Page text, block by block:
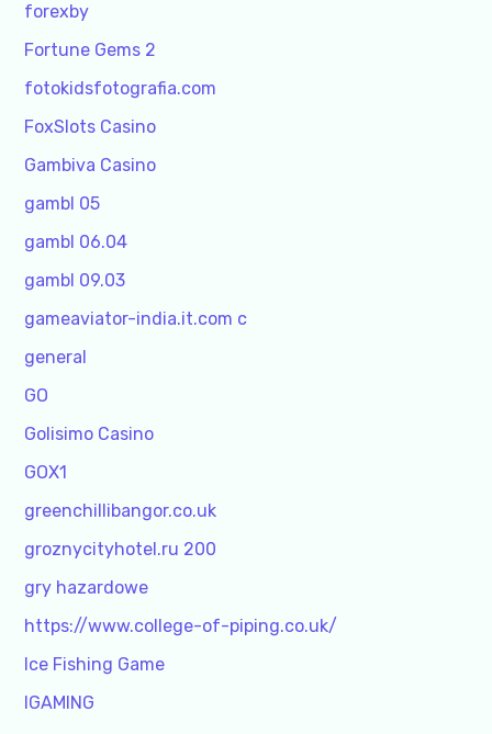
forexby
Fortune Gems 2
fotokidsfotografia.com
FoxSlots Casino
Gambiva Casino
gambl 05
gambl 06.04
gambl 09.03
gameaviator-india.it.com c
general
GO
Golisimo Casino
GOX1
greenchillibangor.co.uk
groznycityhotel.ru 200
gry hazardowe
https://www.college-of-piping.co.uk/
Ice Fishing Game
IGAMING